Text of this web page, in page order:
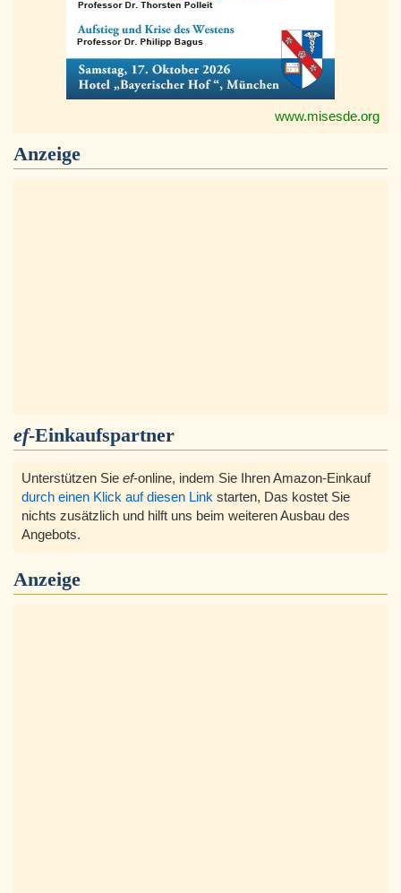
www.misesde.org
Anzeige
ef-Einkaufspartner
Unterstützen Sie ef-online, indem Sie Ihren Amazon-Einkauf
durch einen Klick auf diesen Link starten, Das kostet Sie
nichts zusätzlich und hilft uns beim weiteren Ausbau des
Angebots.
Anzeige